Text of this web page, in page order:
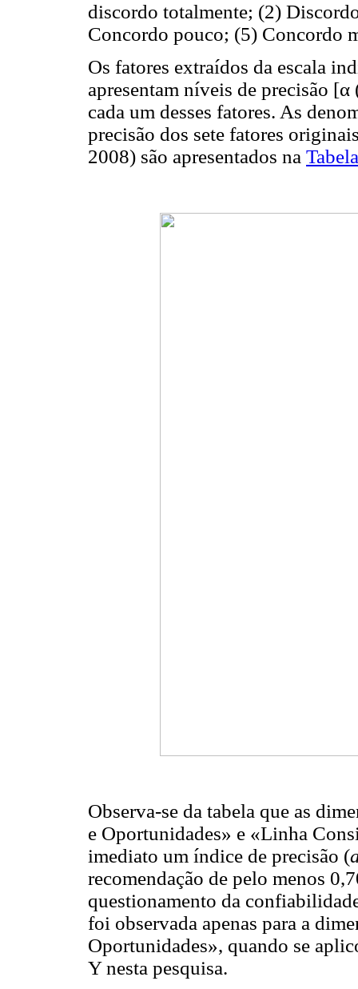
discordo totalmente; (2)
Concordo pouco; (5) Concordo
Os fatores extraídos da escala
apresentam níveis de precisão [α
cada um desses fatores. As
precisão dos sete fatores
2008) são apresentados na
Observa-se da tabela que as
e Oportunidades» e «Linha
imediato um índice de precisão (
recomendação de pelo menos
questionamento da
foi observada apenas para a
Oportunidades», quando se
Y nesta pesquisa.